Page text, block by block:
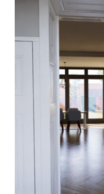
Kennisbank
Werkwijze